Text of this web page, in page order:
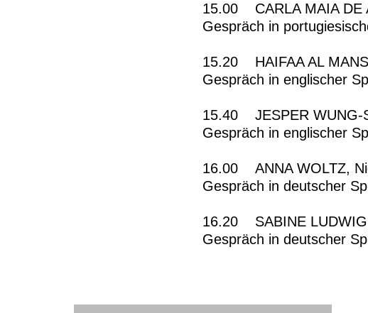
15.00 CARLA MAIA DE
Gespräch in
15.20 HAIFAA AL
Gespräch in englischer
15.40 JESPER WUNG-
Gespräch in englischer
16.00 ANNA WOLTZ,
Gespräch in deutscher
16.20 SABINE
Gespräch in deutscher